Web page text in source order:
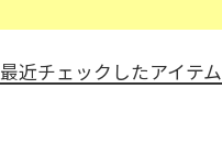
最近チェックしたアイテム